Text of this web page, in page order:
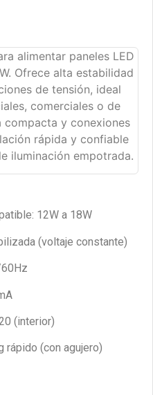
alimentar paneles LED
Ofrece alta estabilidad
de tensión, ideal
comerciales o de
compacta y conexiones
rápida y confiable
iluminación empotrada.
12W a 18W
(voltaje constante)
(interior)
rápido (con agujero)